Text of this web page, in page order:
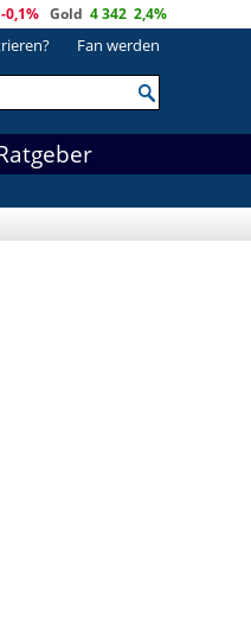
-0,1% Gold 4 342 2,4%
Fan werden